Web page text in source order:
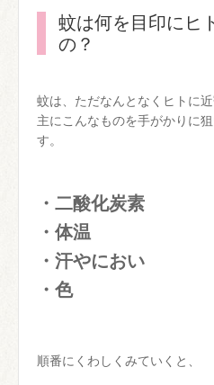
蚊は何を目印にヒ
の？
蚊は、ただなんとなくヒトに
主にこんなものを手がかりに
す。
・二酸化炭素
・体温
・汗やにおい
・色
順番にくわしくみていくと、